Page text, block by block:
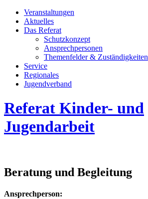
Veran­staltungen
Aktuelles
Das Referat
Schutzkonzept
Ansprech­personen
Themenfelder & Zuständigkeiten
Service
Regionales
Jugend­­ver­band
Referat Kinder- und
Jugendarbeit
Beratung und Begleitung
Ansprechperson: